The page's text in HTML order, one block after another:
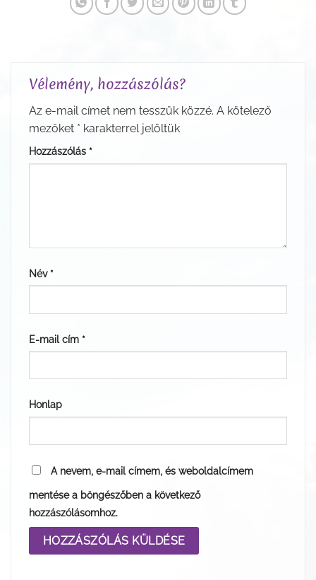
Vélemény, hozzászólás?
Az e-mail címet nem tesszük közzé. A kötelező
mezőket * karakterrel jelöltük
Hozzászólás *
Név *
E-mail cím *
Honlap
A nevem, e-mail címem, és weboldalcímem
mentése a böngészőben a következő
hozzászólásomhoz.